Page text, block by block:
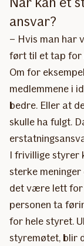
ansvar?
– Hvis man har
ført til et tap for
Om for
medlemmene i
bedre. Eller at
skulle ha fulgt.
I frivillige styrer
sterke
det være lett for
personen ta
for hele styret.
styremøtet, blir